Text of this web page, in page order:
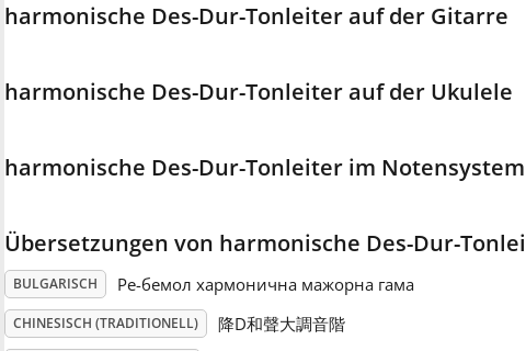
harmonische Des-Dur-Tonleiter auf der Gitarre
harmonische Des-Dur-Tonleiter auf der Ukulele
harmonische Des-Dur-Tonleiter im Notensystem
Übersetzungen von harmonische Des-Dur-
BULGARISCH Ре-бемол хармонична мажорна гама
CHINESISCH (TRADITIONELL) 降D和聲大調音階